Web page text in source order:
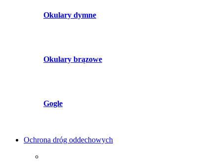
Okulary dymne
Okulary brązowe
Gogle
Ochrona dróg oddechowych